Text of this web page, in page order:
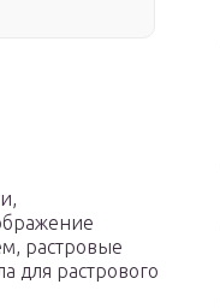
растровые
для растрового